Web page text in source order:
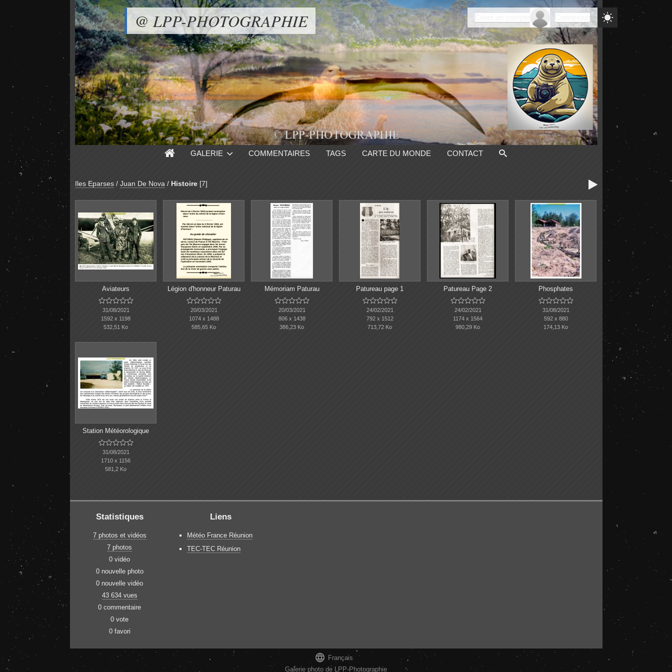
@ LPP-PHOTOGRAPHIE 
GALERIE COMMENTAIRES TAGS CARTE DU MONDE CONTACT
Iles Eparses / Juan De Nova / Histoire [7] 
Aviateurs

31/08/2021
1592 x 1198
532,51 Ko
Légion d'honneur Paturau

20/03/2021
1074 x 1488
585,65 Ko
Mémoriam Paturau

20/03/2021
806 x 1438
386,23 Ko
Patureau page 1

24/02/2021
792 x 1512
713,72 Ko
Patureau Page 2

24/02/2021
1174 x 1564
980,29 Ko
Phosphates

31/08/2021
592 x 880
174,13 Ko
Station Météorologique

31/08/2021
1710 x 1156
581,2 Ko
Statistiques
7 photos et vidéos
7 photos
0 vidéo
0 nouvelle photo
0 nouvelle vidéo
43 634 vues
0 commentaire
0 vote
0 favori
Liens
Météo France Réunion
TEC-TEC Réunion
 Français
Galerie photo de LPP-Photographie